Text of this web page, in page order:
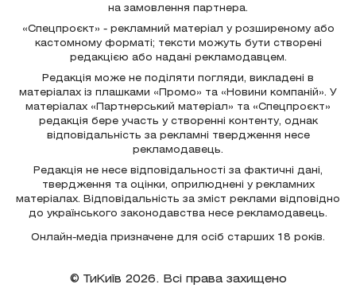
на замовлення партнера.
«Спецпроєкт» - рекламний матеріал у розширеному або
кастомному форматі; тексти можуть бути створені
редакцією або надані рекламодавцем.
Редакція може не поділяти погляди, викладені в
матеріалах із плашками «Промо» та «Новини компаній». У
матеріалах «Партнерський матеріал» та «Спецпроєкт»
редакція бере участь у створенні контенту, однак
відповідальність за рекламні твердження несе
рекламодавець.
Редакція не несе відповідальності за фактичні дані,
твердження та оцінки, оприлюднені у рекламних
матеріалах. Відповідальність за зміст реклами відповідно
до українського законодавства несе рекламодавець.
Онлайн-медіа призначене для осіб старших 18 років.
© ТиКиїв 2026. Всі права захищено